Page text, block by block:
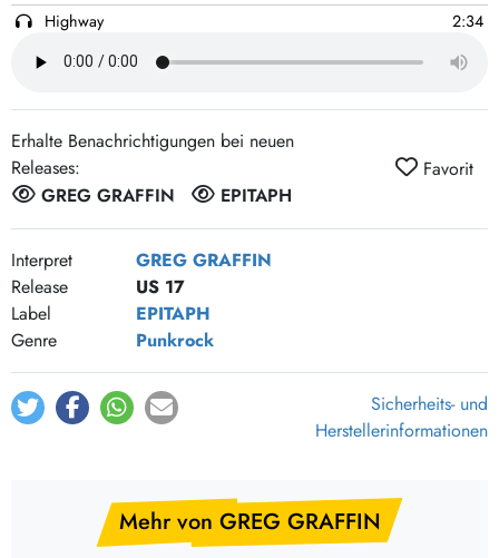
Highway
2:34
Rebel's goodbye
3:53
California cotton fields
The watchmakers dial
Erhalte Benachrichtigungen bei neuen
Releases:
GREG GRAFFIN
EPITAPH
Favorit
Interpret
GREG GRAFFIN
Release
US 17
Label
EPITAPH
Genre
Punkrock
Sicherheits- und
Herstellerinformationen
Mehr von GREG GRAFFIN